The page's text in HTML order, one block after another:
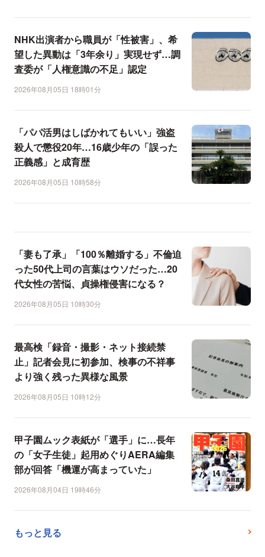
NHK出演者から職員が「性被害」、希
望した異動は「3年余り」実現せず…調
査委が「人権意識の不足」認定
2026年08月05日 18時01分
「パパ活男はしばかれてもいい」強盗
殺人で懲役20年…16歳少年の「誤った
正義感」と成育歴
2026年08月05日 10時58分
「妻も了承」「100％離婚する」不倫迫
った50代上司の言葉はウソだった…20
代女性の苦悩、貞操権侵害になる？
2026年08月05日 10時30分
最高検「録音・撮影・ネット接続禁
止」記者会見に初参加、検事の不祥事
より強く残った異様な風景
2026年08月05日 10時12分
甲子園ムック表紙が「選手」に…長年
の「女子生徒」起用めぐりAERA編集
部が回答「機運が高まっていた」
2026年08月04日 19時46分
もっと見る